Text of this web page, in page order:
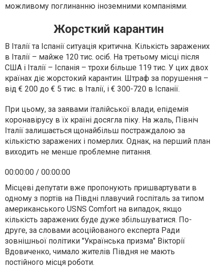
можливому поглинанню іноземними компаніями.
Жорсткий карантин
В Італії та Іспанії ситуація критична. Кількість заражених
в Італії – майже 120 тис. осіб. На третьому місці після
США і Італії – Іспанія – трохи більше 119 тис. У цих двох
країнах діє жорстокий карантин. Штраф за порушення –
від € 200 до € 5 тис. в Італії, і € 300-720 в Іспанії.
При цьому, за заявами італійської влади, епідемія
коронавірусу в їх країні досягла піку. На жаль, Північ
Італії залишається щонайбільш постраждалою за
кількістю заражених і померлих. Однак, на перший план
виходить не менше проблемне питання.
00:00:00 / 00:00:00
Місцеві депутати вже пропонують пришвартувати в
одному з портів на Півдні плавучий госпіталь за типом
американського USNS Comfort на випадок, якщо
кількість заражених буде дуже збільшуватися. По-
друге, за словами асоційованого експерта Ради
зовнішньої політики "Українська призма" Вікторії
Вдовиченко, чимало жителів Півдня не мають
постійного місця роботи.